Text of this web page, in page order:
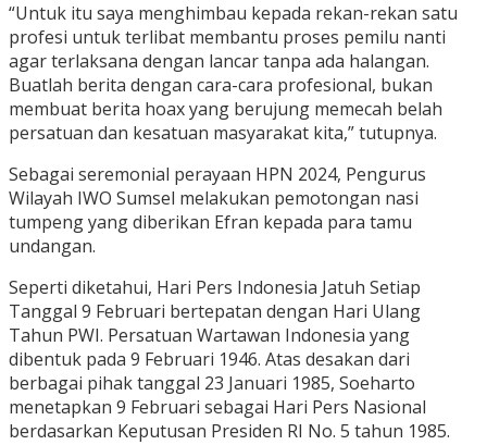
“Untuk itu saya menghimbau kepada rekan-rekan satu
profesi untuk terlibat membantu proses pemilu nanti
agar terlaksana dengan lancar tanpa ada halangan.
Buatlah berita dengan cara-cara profesional, bukan
membuat berita hoax yang berujung memecah belah
persatuan dan kesatuan masyarakat kita,” tutupnya.
Sebagai seremonial perayaan HPN 2024, Pengurus
Wilayah IWO Sumsel melakukan pemotongan nasi
tumpeng yang diberikan Efran kepada para tamu
undangan.
Seperti diketahui, Hari Pers Indonesia Jatuh Setiap
Tanggal 9 Februari bertepatan dengan Hari Ulang
Tahun PWI. Persatuan Wartawan Indonesia yang
dibentuk pada 9 Februari 1946. Atas desakan dari
berbagai pihak tanggal 23 Januari 1985, Soeharto
menetapkan 9 Februari sebagai Hari Pers Nasional
berdasarkan Keputusan Presiden RI No. 5 tahun 1985.